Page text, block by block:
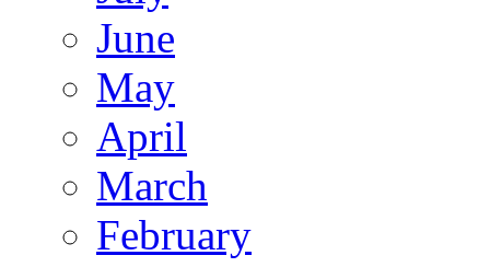
June
May
April
March
February